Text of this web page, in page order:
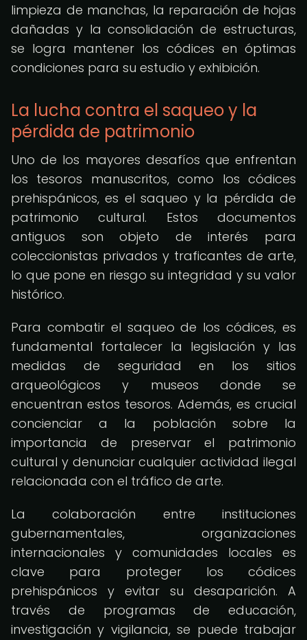
limpieza de manchas, la reparación de hojas
dañadas y la consolidación de estructuras,
se logra mantener los códices en óptimas
condiciones para su estudio y exhibición.
La lucha contra el saqueo y la
pérdida de patrimonio
Uno de los mayores desafíos que enfrentan
los tesoros manuscritos, como los códices
prehispánicos, es el saqueo y la pérdida de
patrimonio cultural. Estos documentos
antiguos son objeto de interés para
coleccionistas privados y traficantes de arte,
lo que pone en riesgo su integridad y su valor
histórico.
Para combatir el saqueo de los códices, es
fundamental fortalecer la legislación y las
medidas de seguridad en los sitios
arqueológicos y museos donde se
encuentran estos tesoros. Además, es crucial
concienciar a la población sobre la
importancia de preservar el patrimonio
cultural y denunciar cualquier actividad ilegal
relacionada con el tráfico de arte.
La colaboración entre instituciones
gubernamentales, organizaciones
internacionales y comunidades locales es
clave para proteger los códices
prehispánicos y evitar su desaparición. A
través de programas de educación,
investigación y vigilancia, se puede trabajar